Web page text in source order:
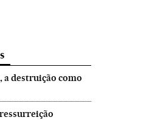
a destruição como